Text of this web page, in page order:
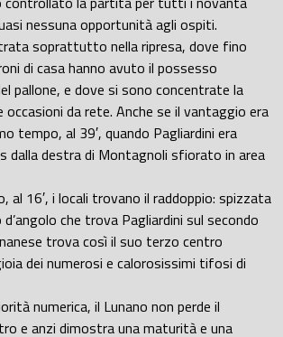
nessuna opportunità agli ospiti.
soprattutto nella ripresa, dove fino
di casa hanno avuto il possesso
pallone, e dove si sono concentrate la
da rete. Anche se il vantaggio era
tempo, al 39′, quando Pagliardini era
dalla destra di Montagnoli sfiorato in area
al 16′, i locali trovano il raddoppio: spizzata
che trova Pagliardini sul secondo
trova così il suo terzo centro
dei numerosi e calorosissimi tifosi di
numerica, il Lunano non perde il
e anzi dimostra una maturità e una